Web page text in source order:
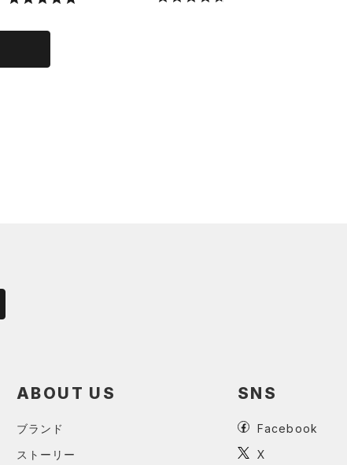
ABOUT US
ブランド
ストーリー
SNS
Facebook
X